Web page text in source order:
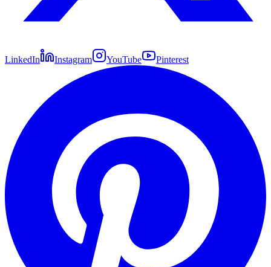
LinkedIn Instagram YouTube Pinterest